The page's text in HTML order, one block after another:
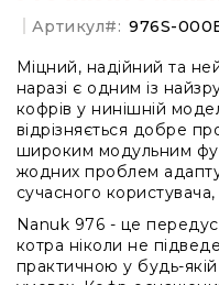
для
про-
для
Артикул 976S-
Міцний, надійний та
наразі є одним із
кофрів у нинішній
відрізняється добре
широким модульним
жодних проблем
сучасного
Nanuk 976 - це
котра ніколи не
практичною у будь-якій